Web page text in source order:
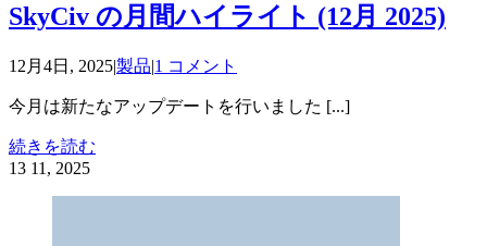
SkyCiv の月間ハイライト (12月 2025)
12月4日, 2025|製品|1 コメント
今月は新たなアップデートを行いました [...]
続きを読む
13 11, 2025